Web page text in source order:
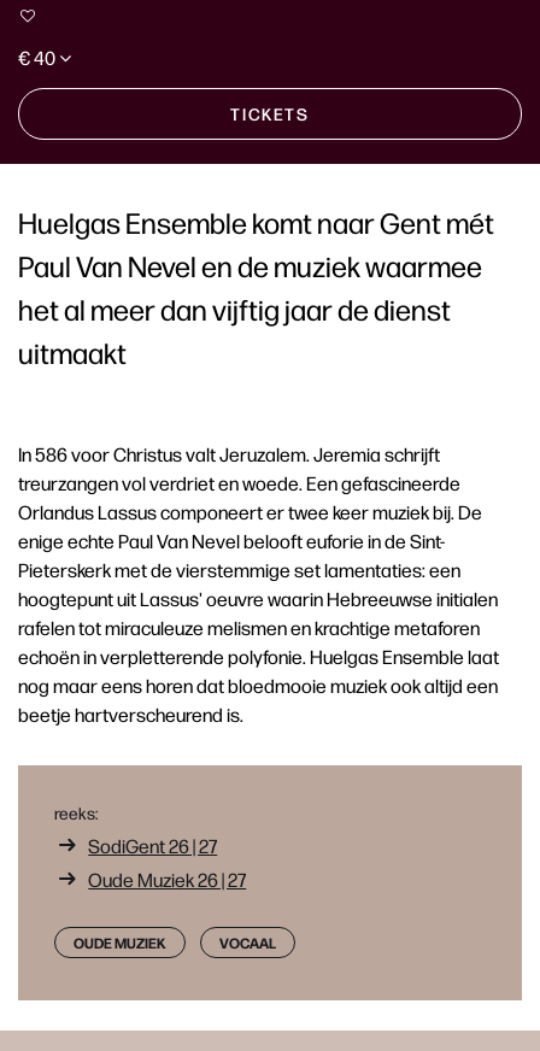
€ 40
TICKETS
Huelgas Ensemble komt naar Gent mét
Paul Van Nevel en de muziek waarmee
het al meer dan vijftig jaar de dienst
uitmaakt
In 586 voor Christus valt Jeruzalem. Jeremia schrijft
treurzangen vol verdriet en woede. Een gefascineerde
Orlandus Lassus componeert er twee keer muziek bij. De
enige echte Paul Van Nevel belooft euforie in de Sint-
Pieterskerk met de vierstemmige set lamentaties: een
hoogtepunt uit Lassus' oeuvre waarin Hebreeuwse initialen
rafelen tot miraculeuze melismen en krachtige metaforen
echoën in verpletterende polyfonie. Huelgas Ensemble laat
nog maar eens horen dat bloedmooie muziek ook altijd een
beetje hartverscheurend is.
reeks:
SodiGent 26 | 27
Oude Muziek 26 | 27
OUDE MUZIEK VOCAAL